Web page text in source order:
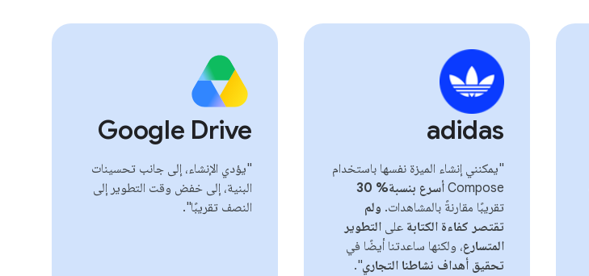
adidas
"يمكنني إنشاء الميزة نفسها باستخدام
Compose أسرع بنسبة% 30
تقريبًا مقارنةً بالمشاهدات. ولم
تقتصر كفاءة الكتابة على التطوير
المتسارع، ولكنها ساعدتنا أيضًا في
تحقيق أهداف نشاطنا التجاري".
Google Drive
"يؤدي الإنشاء، إلى جانب تحسينات
البنية، إلى خفض وقت التطوير إلى
النصف تقريبًا".